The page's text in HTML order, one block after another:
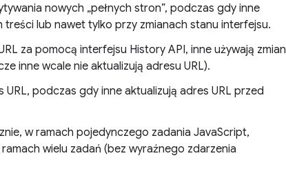
nowych „pełnych stron”, podczas gdy inne
treści lub nawet tylko przy zmianach stanu interfejsu.
za pomocą interfejsu History API, inne używają zmian
inne wcale nie aktualizują adresu URL).
podczas gdy inne aktualizują adres URL przed
w ramach pojedynczego zadania JavaScript,
wielu zadań (bez wyraźnego zdarzenia